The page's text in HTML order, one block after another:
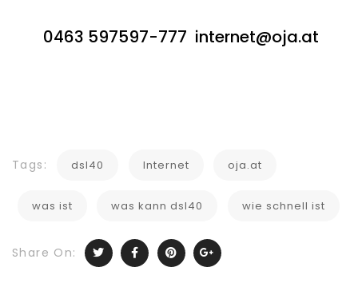
0463 597597-777 internet@oja.at
Tags: dsl40 Internet oja.at
was ist was kann dsl40 wie schnell ist
Share On: